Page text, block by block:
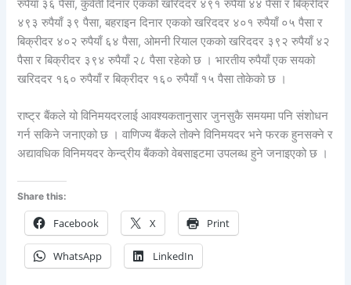
रुपैयाँ ३६ पैसा, कुवेती दिनार एकको खरिददर ४९१ रुपैयाँ ४४ पैसा र बिक्रीदर
४९३ रुपैयाँ ३९ पैसा, बहराइन दिनार एकको खरिददर ४०१ रुपैयाँ ०५ पैसा र
बिक्रीदर ४०२ रुपैयाँ ६४ पैसा, ओमनी रियाल एकको खरिददर ३९२ रुपैयाँ ४२
पैसा र बिक्रीदर ३९४ रुपैयाँ २८ पैसा रहेको छ । भारतीय रुपैयाँ एक सयको
खरिददर १६० रुपैयाँ र बिक्रीदर १६० रुपैयाँ १५ पैसा तोकेको छ ।
राष्ट्र बैंकले यो विनिमयदरलाई आवश्यकतानुसार जुनसुकै समयमा पनि संशोधन
गर्न सकिने जनाएको छ । वाणिज्य बैंकले तोक्ने विनिमयदर भने फरक हुनसक्ने र
अद्यावधिक विनिमयदर केन्द्रीय बैंकको वेबसाइटमा उपलब्ध हुने जनाइएको छ ।
Share this:
Facebook X Print
WhatsApp LinkedIn